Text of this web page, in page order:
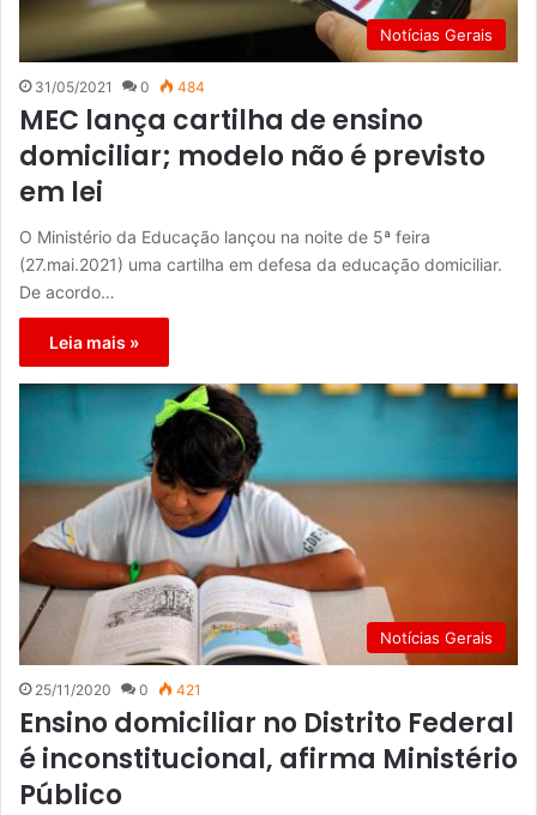
Notícias Gerais
31/05/2021 0 484
MEC lança cartilha de ensino
domiciliar; modelo não é previsto
em lei
O Ministério da Educação lançou na noite de 5ª feira
(27.mai.2021) uma cartilha em defesa da educação domiciliar.
De acordo…
Leia mais »
Notícias Gerais
25/11/2020 0 421
Ensino domiciliar no Distrito Federal
é inconstitucional, afirma Ministério
Público